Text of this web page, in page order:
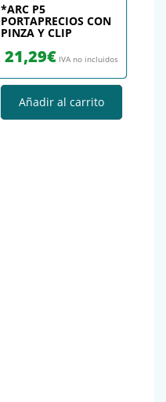
*ARC P5
PORTAPRECIOS CON
PINZA Y CLIP
21,29€ IVA no incluidos
Añadir al carrito